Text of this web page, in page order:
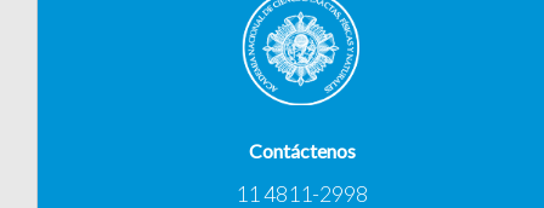
Contáctenos
11 4811-2998